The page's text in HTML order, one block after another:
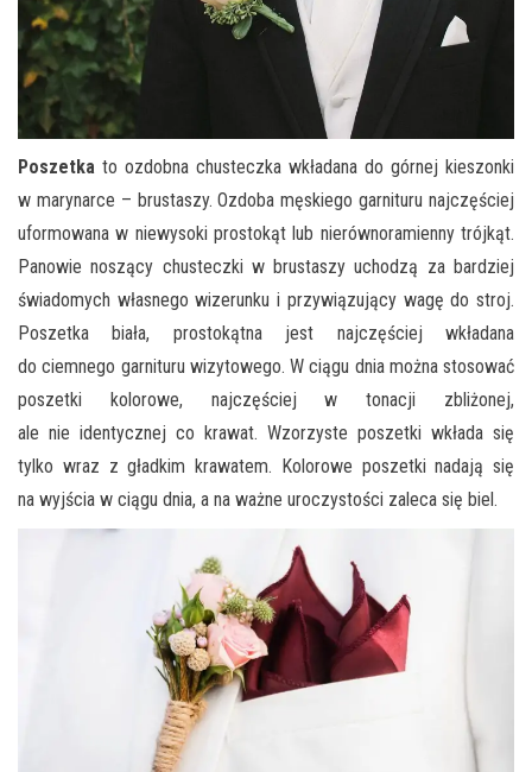
Poszetka to ozdobna chusteczka wkładana do górnej kieszonki
w marynarce – brustaszy. Ozdoba męskiego garnituru najczęściej
uformowana w niewysoki prostokąt lub nierównoramienny trójkąt.
Panowie noszący chusteczki w brustaszy uchodzą za bardziej
świadomych własnego wizerunku i przywiązujący wagę do stroj.
Poszetka biała, prostokątna jest najczęściej wkładana
do ciemnego garnituru wizytowego. W ciągu dnia można stosować
poszetki kolorowe, najczęściej w tonacji zbliżonej,
ale nie identycznej co krawat. Wzorzyste poszetki wkłada się
tylko wraz z gładkim krawatem. Kolorowe poszetki nadają się
na wyjścia w ciągu dnia, a na ważne uroczystości zaleca się biel.